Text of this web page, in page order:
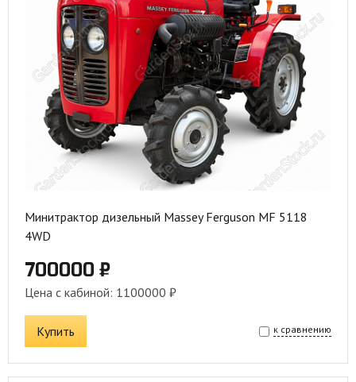
Минитрактор дизельный Massey Ferguson MF 5118
4WD
700000 ₽
Цена с кабиной: 1100000 ₽
Купить к сравнению